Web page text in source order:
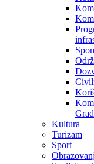
Kultura
Turizam
Sport